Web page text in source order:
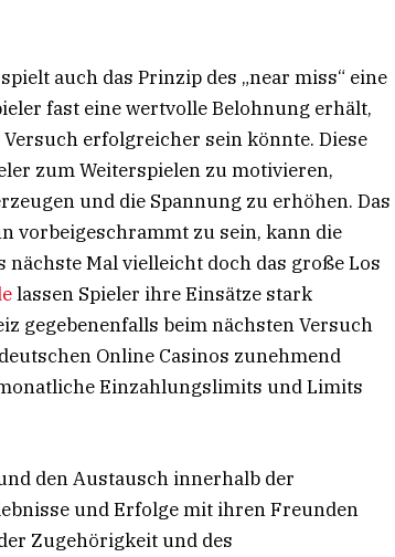
auch das Prinzip des „near miss“ eine
fast eine wertvolle Belohnung erhält,
erfolgreicher sein könnte. Diese
zum Weiterspielen zu motivieren,
und die Spannung zu erhöhen. Das
vorbeigeschrammt zu sein, kann die
Mal vielleicht doch das große Los
lassen Spieler ihre Einsätze stark
gegebenenfalls beim nächsten Versuch
Online Casinos zunehmend
Einzahlungslimits und Limits
den Austausch innerhalb der
und Erfolge mit ihren Freunden
Zugehörigkeit und des